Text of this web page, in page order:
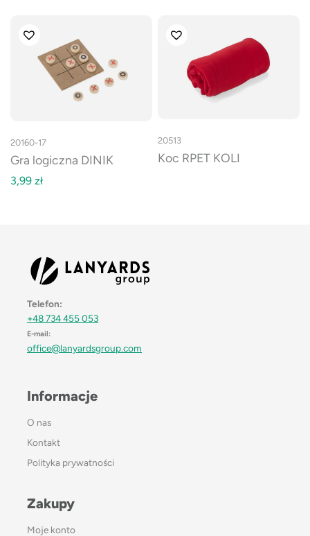
20160-17
Gra logiczna DINIK
3,99 zł
20513
Koc RPET KOLI
Telefon:
+48 734 455 053
E-mail:
office@lanyardsgroup.com
Informacje
O nas
Kontakt
Polityka prywatności
Zakupy
Moje konto